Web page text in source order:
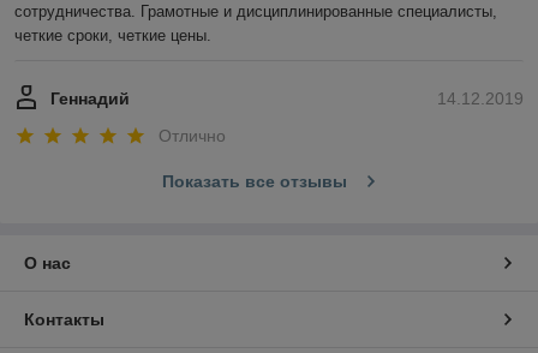
сотрудничества. Грамотные и дисциплинированные специалисты,
четкие сроки, четкие цены.
14.12.2019
Геннадий
Отлично
Показать все отзывы
О нас
Контакты